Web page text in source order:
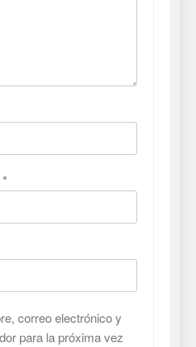
*
correo electrónico y
para la próxima vez